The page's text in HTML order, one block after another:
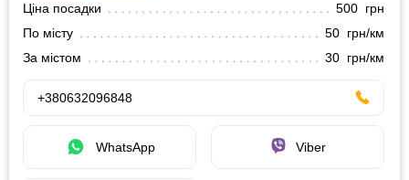
Ціна посадки
500 грн
По місту
50 грн/км
За містом
30 грн/км
+380632096848
WhatsApp Viber